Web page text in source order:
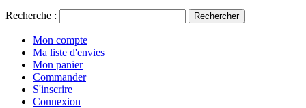
Recherche : Rechercher
Mon compte
Ma liste d'envies
Mon panier
Commander
S'inscrire
Connexion